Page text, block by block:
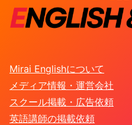
Mirai Englishについて
メディア情報・運営会社
スクール掲載・広告依頼
英語講師の掲載依頼